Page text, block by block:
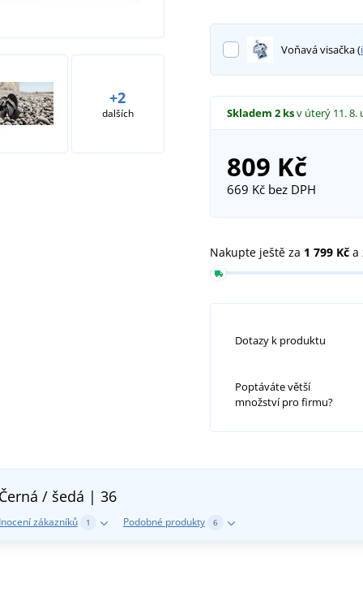
+2
dalších
Voňavá visačka (
Skladem 2 ksv úterý 11. 8.
809 Kč
669 Kčbez DPH
Nakupte ještě za 1 799 Kč a
Dotazy k produktu
Poptáváte větší
množství pro firmu?
Černá / šedá | 36
zákazníků 1 Podobné produkty 6